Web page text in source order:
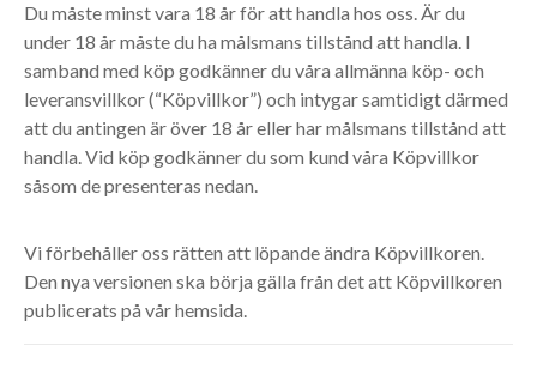
Du måste minst vara 18 år för att handla hos oss. Är du
under 18 år måste du ha målsmans tillstånd att handla. I
samband med köp godkänner du våra allmänna köp- och
leveransvillkor (“Köpvillkor”) och intygar samtidigt därmed
att du antingen är över 18 år eller har målsmans tillstånd att
handla. Vid köp godkänner du som kund våra Köpvillkor
såsom de presenteras nedan.
Vi förbehåller oss rätten att löpande ändra Köpvillkoren.
Den nya versionen ska börja gälla från det att Köpvillkoren
publicerats på vår hemsida.